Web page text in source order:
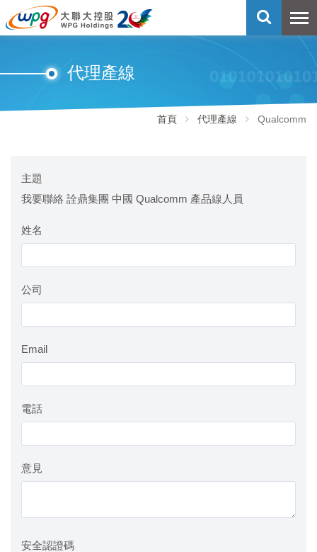
代理產線
首頁 代理產線 Qualcomm
主題
我要聯絡 詮鼎集團 中國 Qualcomm 產品線人員
姓名
公司
Email
電話
意見
安全認證碼